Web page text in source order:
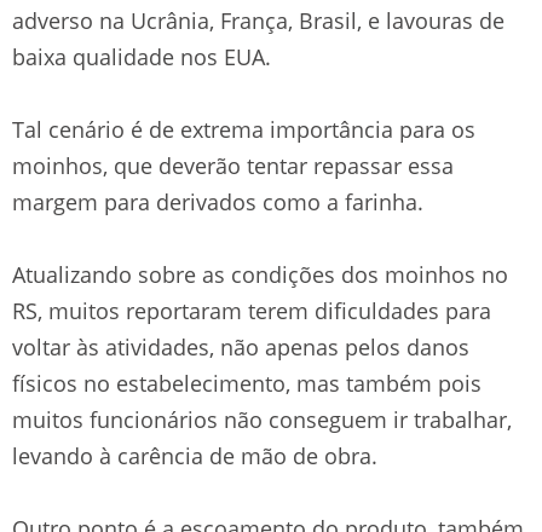
adverso na Ucrânia, França, Brasil, e lavouras de
baixa qualidade nos EUA.
Tal cenário é de extrema importância para os
moinhos, que deverão tentar repassar essa
margem para derivados como a farinha.
Atualizando sobre as condições dos moinhos no
RS, muitos reportaram terem dificuldades para
voltar às atividades, não apenas pelos danos
físicos no estabelecimento, mas também pois
muitos funcionários não conseguem ir trabalhar,
levando à carência de mão de obra.